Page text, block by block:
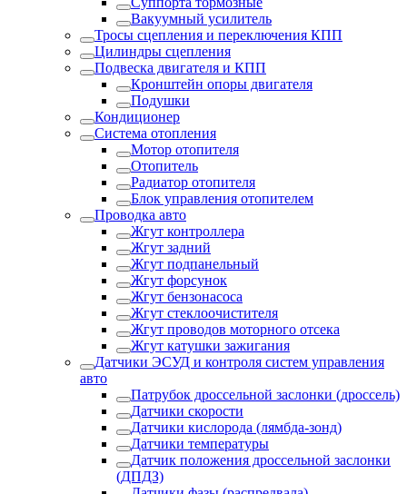
Вакуумный усилитель
Тросы сцепления и переключения КПП
Цилиндры сцепления
Подвеска двигателя и КПП
Кронштейн опоры двигателя
Подушки
Кондиционер
Система отопления
Мотор отопителя
Отопитель
Радиатор отопителя
Блок управления отопителем
Проводка авто
Жгут контроллера
Жгут задний
Жгут подпанельный
Жгут форсунок
Жгут бензонасоса
Жгут стеклоочистителя
Жгут проводов моторного отсека
Жгут катушки зажигания
Датчики ЭСУД и контроля систем управления
авто
Патрубок дроссельной заслонки (дроссель)
Датчики скорости
Датчики кислорода (лямбда-зонд)
Датчики температуры
Датчик положения дроссельной заслонки
(ДПДЗ)